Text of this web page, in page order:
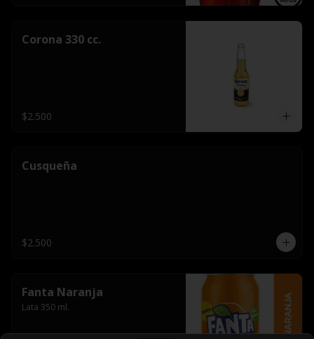
Corona 330 cc.
$2.500
Cusqueña
$2.500
Fanta Naranja
Lata 350 ml.